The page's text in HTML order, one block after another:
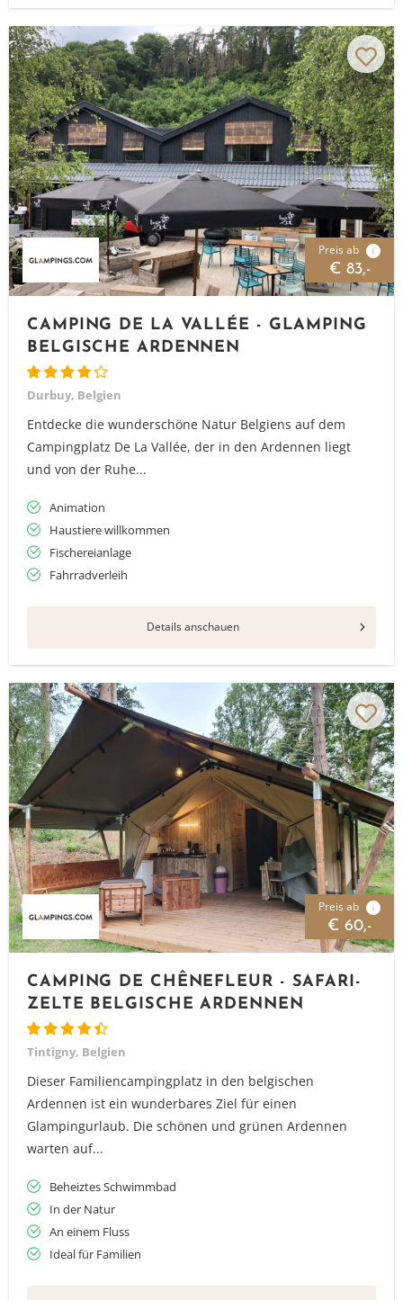
Preis ab i
€ 83,-
CAMPING DE LA VALLÉE - GLAMPING
BELGISCHE ARDENNEN
Durbuy, Belgien
Entdecke die wunderschöne Natur Belgiens auf dem
Campingplatz De La Vallée, der in den Ardennen liegt
und von der Ruhe...
Animation
Haustiere willkommen
Fischereianlage
Fahrradverleih
Details anschauen
Preis ab i
€ 60,-
CAMPING DE CHÊNEFLEUR - SAFARI-
ZELTE BELGISCHE ARDENNEN
Tintigny, Belgien
Dieser Familiencampingplatz in den belgischen
Ardennen ist ein wunderbares Ziel für einen
Glampingurlaub. Die schönen und grünen Ardennen
warten auf...
Beheiztes Schwimmbad
In der Natur
An einem Fluss
Ideal für Familien